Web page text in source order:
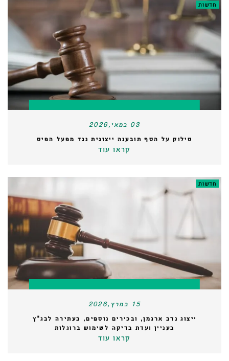
חדשות
03 במאי,2026
סילוק על הסף תובענה ייצוגית נגד מפעל הפיס
קראו עוד
חדשות
15 במרץ,2026
ייצוג נדב ארגמן, ובכירים נוספים, בעתירה לבג"ץ
בעניין ועדת בדיקה לשימוש ברוגלות
קראו עוד